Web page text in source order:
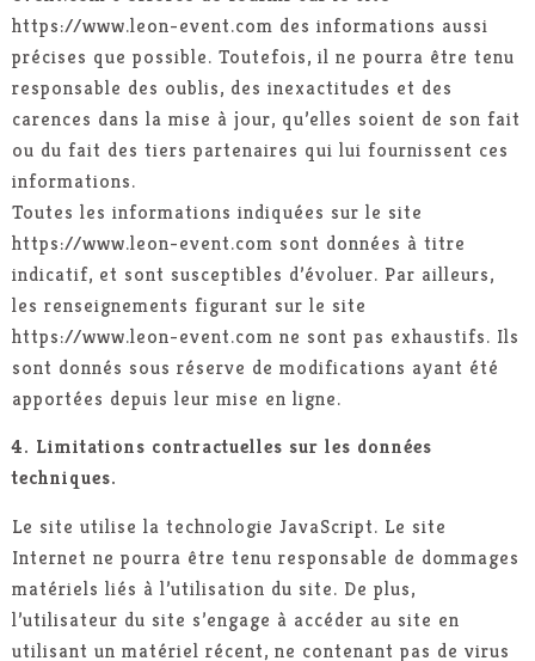
https://www.leon-event.com des informations aussi
précises que possible. Toutefois, il ne pourra être tenu
responsable des oublis, des inexactitudes et des
carences dans la mise à jour, qu’elles soient de son fait
ou du fait des tiers partenaires qui lui fournissent ces
informations.
Toutes les informations indiquées sur le site
https://www.leon-event.com sont données à titre
indicatif, et sont susceptibles d’évoluer. Par ailleurs,
les renseignements figurant sur le site
https://www.leon-event.com ne sont pas exhaustifs. Ils
sont donnés sous réserve de modifications ayant été
apportées depuis leur mise en ligne.
4. Limitations contractuelles sur les données
techniques.
Le site utilise la technologie JavaScript. Le site
Internet ne pourra être tenu responsable de dommages
matériels liés à l’utilisation du site. De plus,
l’utilisateur du site s’engage à accéder au site en
utilisant un matériel récent, ne contenant pas de virus